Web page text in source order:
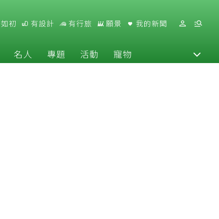
初 有設計 有行旅 願景 我的新聞
名人 專題 活動 寵物